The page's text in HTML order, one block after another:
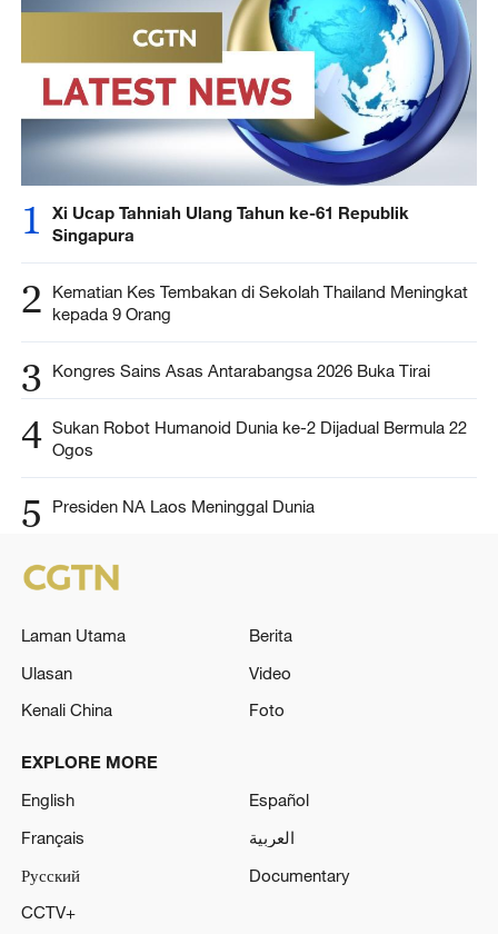
1
Xi Ucap Tahniah Ulang Tahun ke-61 Republik
Singapura
2
Kematian Kes Tembakan di Sekolah Thailand Meningkat
kepada 9 Orang
3 Kongres Sains Asas Antarabangsa 2026 Buka Tirai
4 Sukan Robot Humanoid Dunia ke-2 Dijadual Bermula 22
Ogos
5 Presiden NA Laos Meninggal Dunia
Laman Utama
Berita
Ulasan
Video
Kenali China
Foto
EXPLORE MORE
English
Español
Français
العربية
Русский
Documentary
CCTV+